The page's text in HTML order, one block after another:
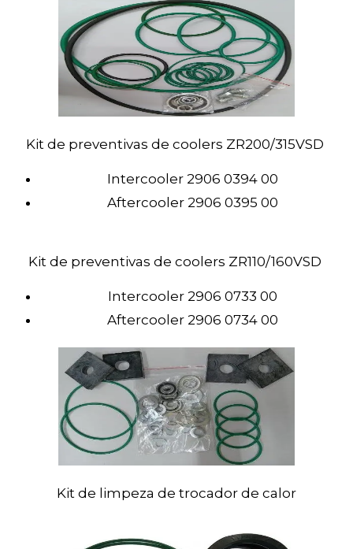
Kit de preventivas de coolers ZR200/315VSD
Intercooler 2906 0394 00
Aftercooler 2906 0395 00
Kit de preventivas de coolers ZR110/160VSD
Intercooler 2906 0733 00
Aftercooler 2906 0734 00
Kit de limpeza de trocador de calor